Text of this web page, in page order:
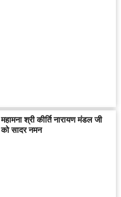
महामना श्री कीर्ति नारायण मंडल जी
को सादर नमन